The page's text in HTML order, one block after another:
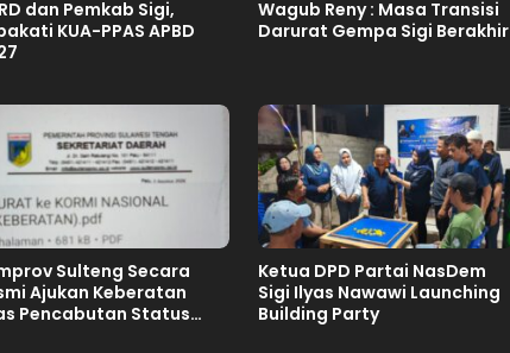
dan Pemkab Sigi,
KUA-PPAS APBD
Wagub Reny : Masa Transisi
Darurat Gempa Sigi Berakhir
Sulteng Secara
Ajukan Keberatan
Pencabutan Status
Ketua DPD Partai NasDem
Sigi Ilyas Nawawi Launching
Building Party